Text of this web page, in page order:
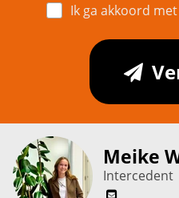
Meike
Intercedent
Ik ga akkoord